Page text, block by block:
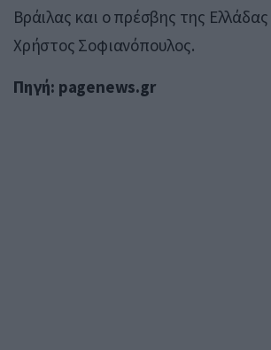
Βράιλας και ο πρέσβης της
Χρήστος Σοφιανόπουλος.
Πηγή: pagenews.gr